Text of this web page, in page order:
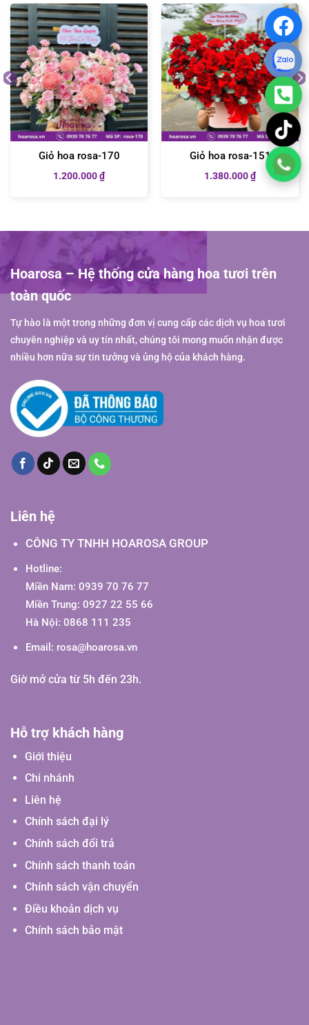
Giỏ hoa rosa-170
1.200.000₫
Giỏ hoa rosa-151
1.380.000₫
Hoarosa – Hệ thống cửa hàng hoa tươi trên
toàn quốc
Tự hào là một trong những đơn vị cung cấp các dịch vụ hoa tươi
chuyên nghiệp và uy tín nhất, chúng tôi mong muốn nhận được
nhiều hơn nữa sự tin tưởng và ủng hộ của khách hàng.
Liên hệ
CÔNG TY TNHH HOAROSA GROUP
Hotline:
Miền Nam: 0939 70 76 77
Miền Trung: 0927 22 55 66
Hà Nội: 0868 111 235
Email: rosa@hoarosa.vn
Giờ mở cửa từ 5h đến 23h.
Hỗ trợ khách hàng
Giới thiệu
Chi nhánh
Liên hệ
Chính sách đại lý
Chính sách đổi trả
Chính sách thanh toán
Chính sách vận chuyển
Điều khoản dịch vụ
Chính sách bảo mật